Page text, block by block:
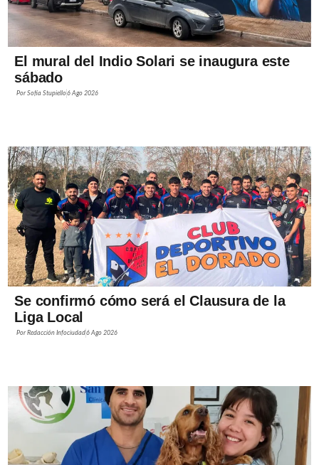
El mural del Indio Solari se inaugura este
sábado
PorSofía Stupiello6 Ago 2026
Se confirmó cómo será el Clausura de la
Liga Local
PorRedacción Infociudad6 Ago 2026